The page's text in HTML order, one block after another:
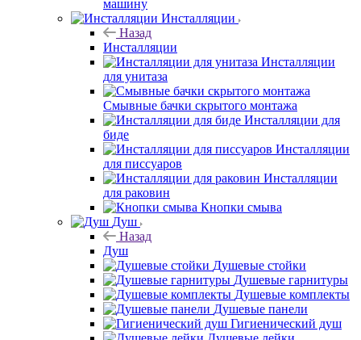
машину
Инсталляции
Назад
Инсталляции
Инсталляции
для унитаза
Смывные бачки скрытого монтажа
Инсталляции для
биде
Инсталляции
для писсуаров
Инсталляции
для раковин
Кнопки смыва
Душ
Назад
Душ
Душевые стойки
Душевые гарнитуры
Душевые комплекты
Душевые панели
Гигиенический душ